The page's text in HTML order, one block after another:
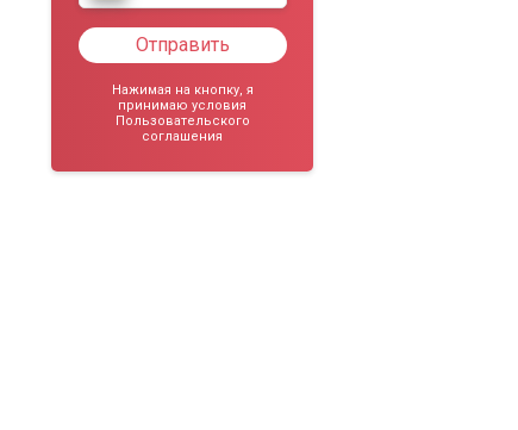
Отправить
Нажимая на кнопку, я
принимаю условия
Пользовательского
соглашения